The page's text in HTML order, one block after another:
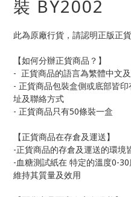
裝 BY2002
此為原廠行貨，請認明正版正貨
【如何分辦正貨商品？】
-  正貨商品的語言為繁體中文
- 正貨商品包裝盒側或底部皆
址及聯絡方式
- 正貨商品只有50條裝一盒
【正貨商品在存倉及運送】
-正貨商品的存倉及運送的環境
-血糖測試紙在 特定的溫度0-
維持其質量及效用